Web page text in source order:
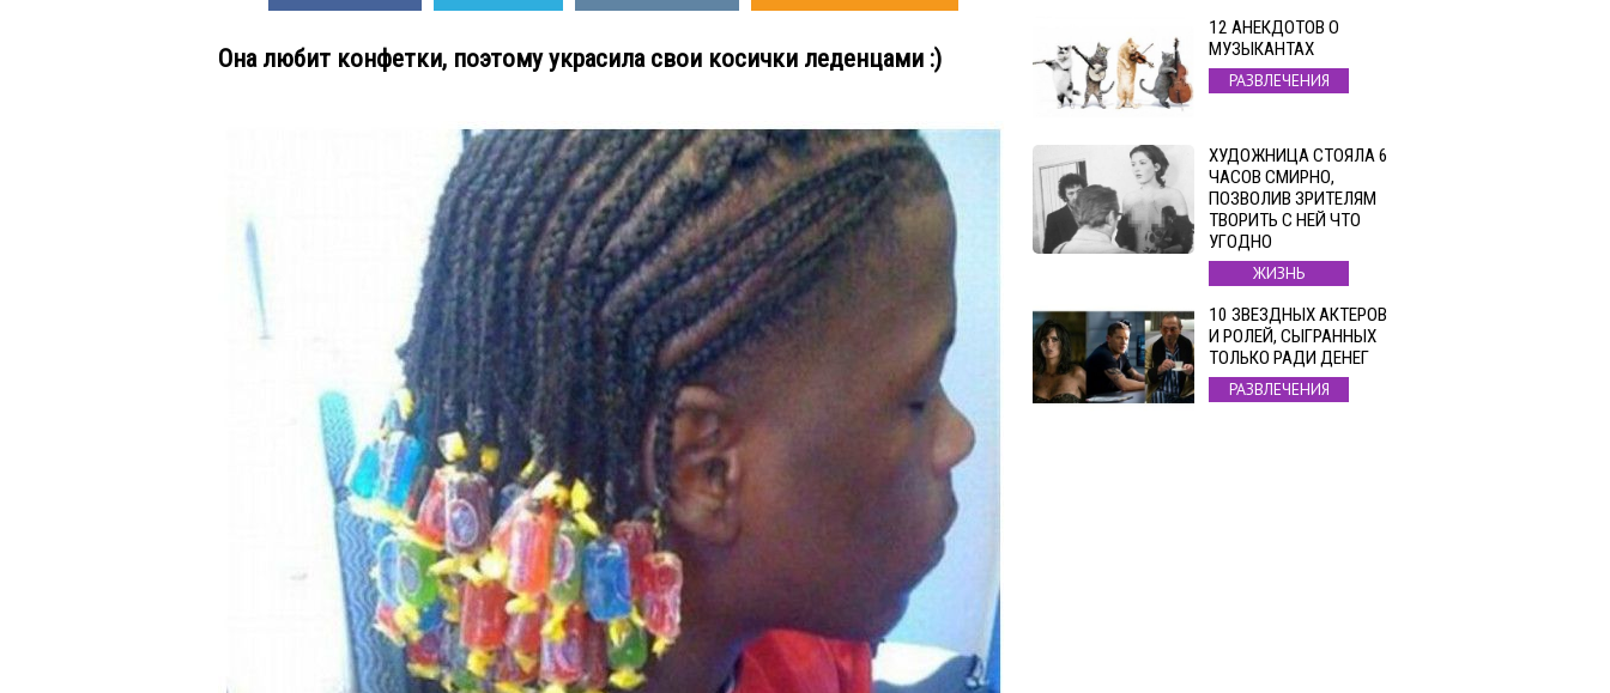
Она любит конфетки, поэтому украсила свои косички леденцами :)
12 АНЕКДОТОВ О
МУЗЫКАНТАХ
РАЗВЛЕЧЕНИЯ
ХУДОЖНИЦА СТОЯЛА 6
ЧАСОВ СМИРНО,
ПОЗВОЛИВ ЗРИТЕЛЯМ
ТВОРИТЬ С НЕЙ ЧТО
УГОДНО
ЖИЗНЬ
10 ЗВЕЗДНЫХ АКТЕРОВ
И РОЛЕЙ, СЫГРАННЫХ
ТОЛЬКО РАДИ ДЕНЕГ
РАЗВЛЕЧЕНИЯ